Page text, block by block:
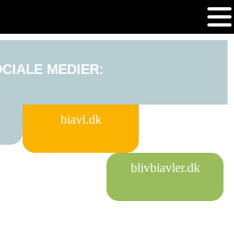
MEDIER:
biavl.dk
blivbiavler.dk